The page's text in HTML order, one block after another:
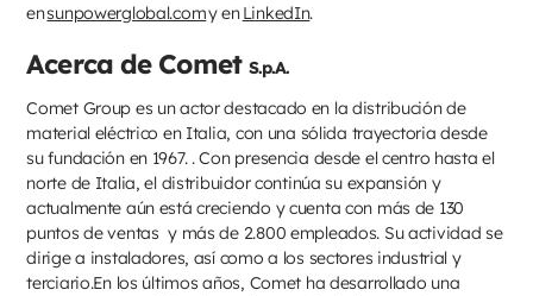
ensunpowerglobal.comy enLinkedIn.
Acerca de Comet S.p.A.
Comet Group es un actor destacado en la distribución de
material eléctrico en Italia, con una sólida trayectoria desde
su fundación en 1967. . Con presencia desde el centro hasta el
norte de Italia, el distribuidor continúa su expansión y
actualmente aún está creciendo y cuenta con más de 130
puntos de ventas y más de 2.800 empleados. Su actividad se
dirige a instaladores, así como a los sectores industrial y
terciario.En los últimos años, Comet ha desarrollado una